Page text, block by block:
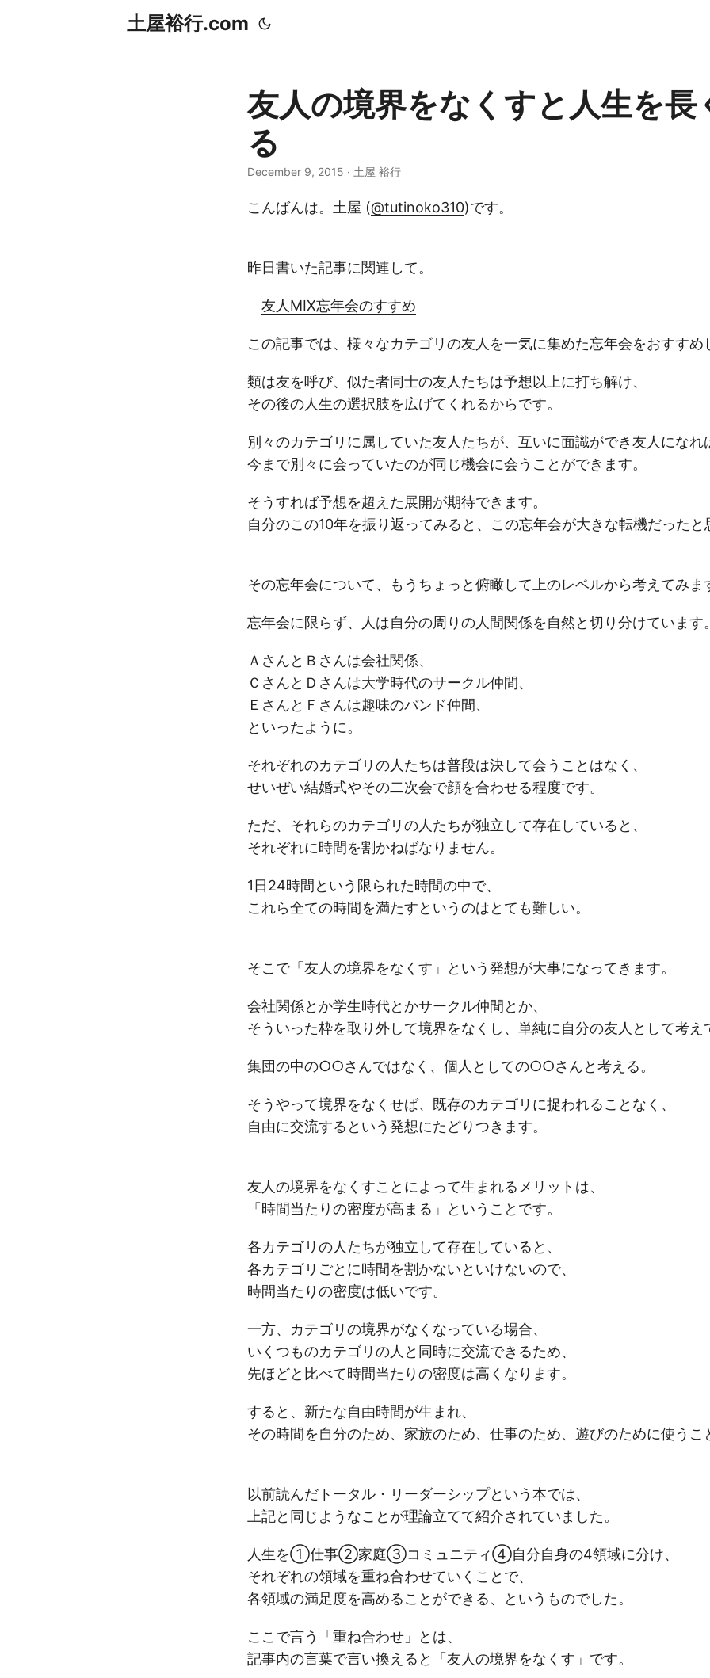
土屋裕行.com
友人の境界をなくすと人生を長
る
December 9, 2015 · 土屋 裕行
こんばんは。土屋 (@tutinoko310)です。
昨日書いた記事に関連して。
友人MIX忘年会のすすめ
この記事では、様々なカテゴリの友人を一気に集めた忘年会をおすすめ
類は友を呼び、似た者同士の友人たちは予想以上に打ち解け、
その後の人生の選択肢を広げてくれるからです。
別々のカテゴリに属していた友人たちが、互いに面識ができ友人になれ
今まで別々に会っていたのが同じ機会に会うことができます。
そうすれば予想を超えた展開が期待できます。
自分のこの10年を振り返ってみると、この忘年会が大きな転機だったと
その忘年会について、もうちょっと俯瞰して上のレベルから考えてみま
忘年会に限らず、人は自分の周りの人間関係を自然と切り分けています
ＡさんとＢさんは会社関係、
ＣさんとＤさんは大学時代のサークル仲間、
ＥさんとＦさんは趣味のバンド仲間、
といったように。
それぞれのカテゴリの人たちは普段は決して会うことはなく、
せいぜい結婚式やその二次会で顔を合わせる程度です。
ただ、それらのカテゴリの人たちが独立して存在していると、
それぞれに時間を割かねばなりません。
1日24時間という限られた時間の中で、
これら全ての時間を満たすというのはとても難しい。
そこで「友人の境界をなくす」という発想が大事になってきます。
会社関係とか学生時代とかサークル仲間とか、
そういった枠を取り外して境界をなくし、単純に自分の友人として考え
集団の中の○○さんではなく、個人としての○○さんと考える。
そうやって境界をなくせば、既存のカテゴリに捉われることなく、
自由に交流するという発想にたどりつきます。
友人の境界をなくすことによって生まれるメリットは、
「時間当たりの密度が高まる」ということです。
各カテゴリの人たちが独立して存在していると、
各カテゴリごとに時間を割かないといけないので、
時間当たりの密度は低いです。
一方、カテゴリの境界がなくなっている場合、
いくつものカテゴリの人と同時に交流できるため、
先ほどと比べて時間当たりの密度は高くなります。
すると、新たな自由時間が生まれ、
その時間を自分のため、家族のため、仕事のため、遊びのために使うこ
以前読んだトータル・リーダーシップという本では、
上記と同じようなことが理論立てて紹介されていました。
人生を①仕事②家庭③コミュニティ④自分自身の4領域に分け、
それぞれの領域を重ね合わせていくことで、
各領域の満足度を高めることができる、というものでした。
ここで言う「重ね合わせ」とは、
記事内の言葉で言い換えると「友人の境界をなくす」です。